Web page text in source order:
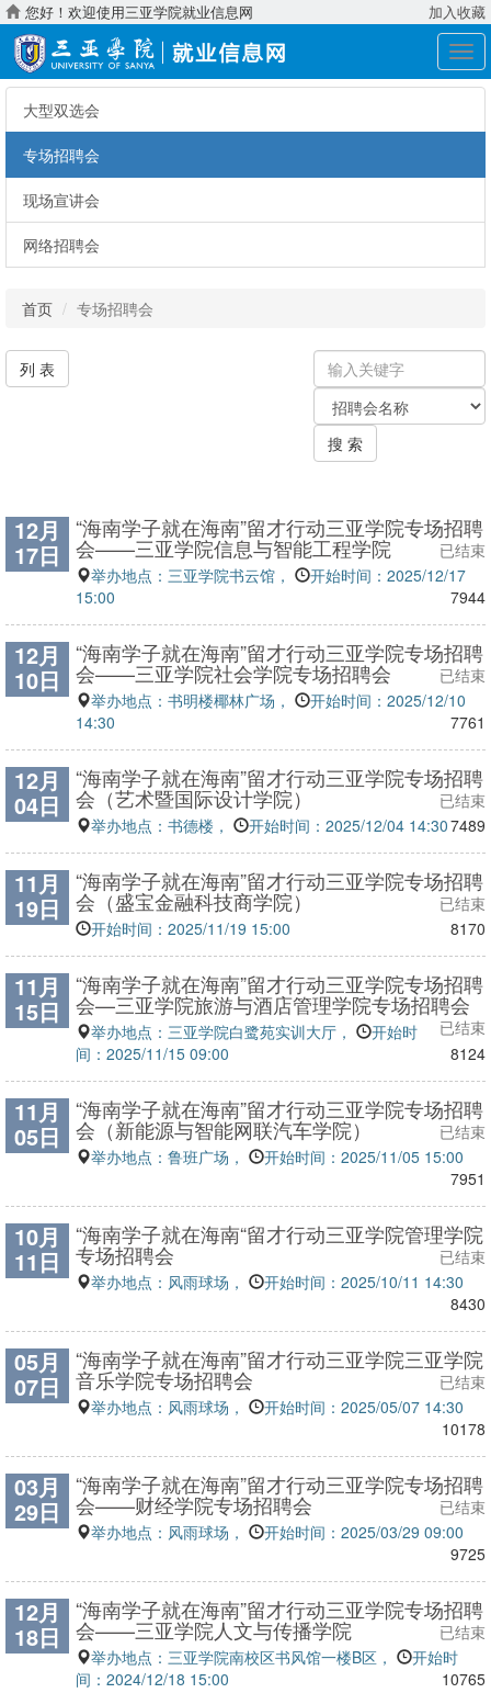
您好！欢迎使用三亚学院就业信息网 加入收藏
展
开
大型双选会
专场招聘会
现场宣讲会
网络招聘会
首页 专场招聘会
输
入
键
字：
关
键
类
搜 索
列 表
12月
17日
“海南学子就在海南”留才行动三亚学院专场招聘
会——三亚学院信息与智能工程学院 已结束
举办地点：三亚学院书云馆，
开始时间：2025/12/17
15:00
7944
12月
10日
“海南学子就在海南”留才行动三亚学院专场招聘
会——三亚学院社会学院专场招聘会 已结束
举办地点：书明楼椰林广场，
开始时间：2025/12/10
14:30
7761
12月
04日
“海南学子就在海南”留才行动三亚学院专场招聘
会（艺术暨国际设计学院） 已结束
举办地点：书德楼， 开始时间：2025/12/04 14:307489
11月
19日
“海南学子就在海南”留才行动三亚学院专场招聘
会（盛宝金融科技商学院） 已结束
开始时间：2025/11/19 15:00 8170
11月
15日
“海南学子就在海南”留才行动三亚学院专场招聘
会—三亚学院旅游与酒店管理学院专场招聘会
已结束
举办地点：三亚学院白鹭苑实训大厅，
开始时
间：2025/11/15 09:00
8124
11月
05日
“海南学子就在海南”留才行动三亚学院专场招聘
会（新能源与智能网联汽车学院） 已结束
举办地点：鲁班广场，
开始时间：2025/11/05 15:00
7951
10月
11日
“海南学子就在海南“留才行动三亚学院管理学院
专场招聘会 已结束
举办地点：风雨球场，
开始时间：2025/10/11 14:30
8430
05月
07日
“海南学子就在海南”留才行动三亚学院三亚学院
音乐学院专场招聘会 已结束
举办地点：风雨球场，
开始时间：2025/05/07 14:30
10178
03月
29日
“海南学子就在海南”留才行动三亚学院专场招聘
会——财经学院专场招聘会 已结束
举办地点：风雨球场，
开始时间：2025/03/29 09:00
9725
12月
18日
“海南学子就在海南”留才行动三亚学院专场招聘
会——三亚学院人文与传播学院 已结束
举办地点：三亚学院南校区书风馆一楼B区，
开始时
间：2024/12/18 15:00
10765